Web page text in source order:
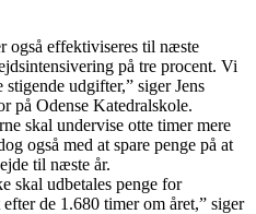
også effektiviseres til næste
på tre procent. Vi
udgifter,” siger Jens
på Odense Katedralskole.
skal undervise otte timer mere
også med at spare penge på at
til næste år.
skal udbetales penge for
de 1.680 timer om året,” siger